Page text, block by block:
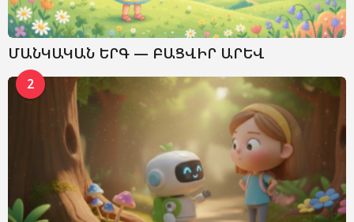
ՄԱՆԿԱԿԱՆ ԵՐԳ — ԲԱՑՎԻՐ ԱՐԵՎ
2